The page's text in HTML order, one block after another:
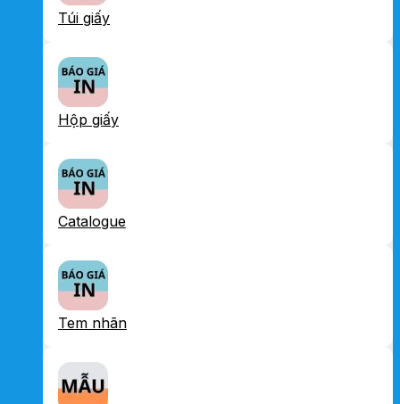
Túi giấy
Hộp giấy
Catalogue
Tem nhãn